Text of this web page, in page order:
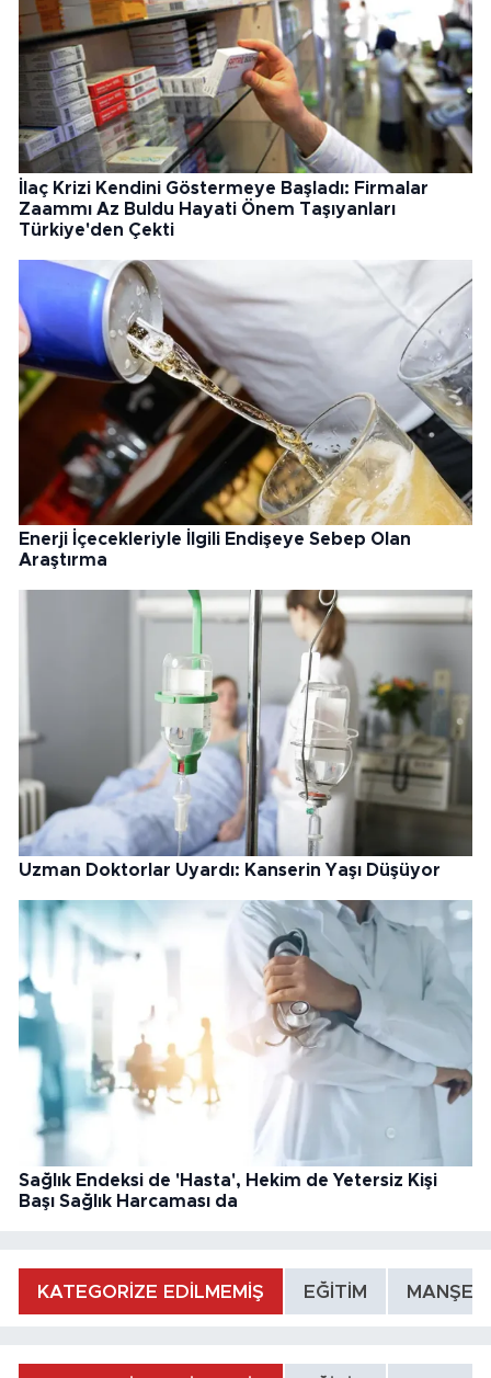
İlaç Krizi Kendini Göstermeye Başladı: Firmalar
Zaammı Az Buldu Hayati Önem Taşıyanları
Türkiye'den Çekti
Enerji İçecekleriyle İlgili Endişeye Sebep Olan
Araştırma
Uzman Doktorlar Uyardı: Kanserin Yaşı Düşüyor
Sağlık Endeksi de 'Hasta', Hekim de Yetersiz Kişi
Başı Sağlık Harcaması da
KATEGORİZE EDİLMEMİŞ EĞİTİM MANŞET